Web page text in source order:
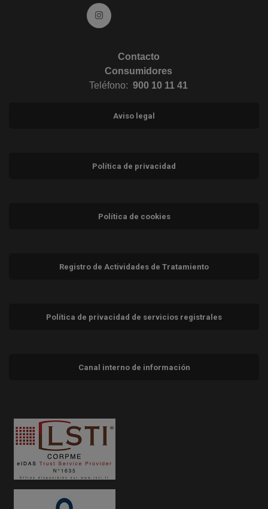
Ir a Instagram (abre en ventana nueva)
Contacto
Consumidores
Teléfono: 900 10 11 41
Aviso legal
Política de privacidad
Política de cookies
Registro de Actividades de Tratamiento
Política de privacidad de servicios registrales
Canal interno de información